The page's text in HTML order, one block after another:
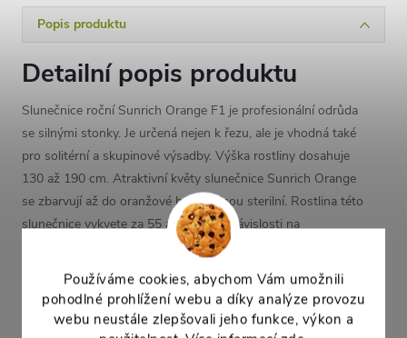
Používáme cookies, abychom Vám umožnili
pohodlné prohlížení webu a díky analýze provozu
webu neustále zlepšovali jeho funkce, výkon a
Popis produktu
Detailní popis produktu
Slunečnice roční Sunrich Orange F1 je profesionální odrůda
se silnými stonky. Je určená nejen k řezu, ale je vhodná také
pro solitérní a skupinové výsadby. Výška rostliny dosahuje
130 až 190 cm. Atraktivní květy slunečnice Sunrich Orange
se zbarvují až do oranžové barvy a jsou sterilní. Rostlina této
slunečnice vykvete za 55 až 70 dní v závislosti na
podmínkách pěstování. Odrůda je vysoce odolná padlí. Po
odstranění odkvetlého vrcholového květenství obrůstá za
listy a vytváří další, menší květy.